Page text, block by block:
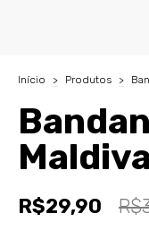
Início > Produtos >
R$29,90